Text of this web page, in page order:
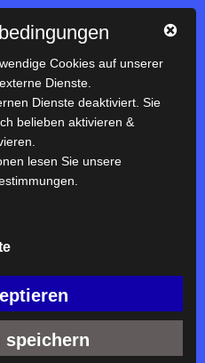
Cookies auf unserer
Dienste.
Dienste deaktiviert. Sie
belieben aktivieren &
lesen Sie unsere
speichern